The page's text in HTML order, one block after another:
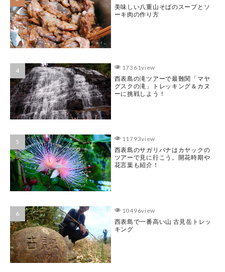
美味しい八重山そばのスープとソ
ーキ肉の作り方
17361view
西表島の滝ツアーで最難関「マヤ
グスクの滝」トレッキング＆カヌ
ーに挑戦しよう！
11793view
西表島のサガリバナはカヤックの
ツアーで見に行こう。開花時期や
花言葉も紹介！
10496view
西表島で一番高い山 古見岳トレッ
キング